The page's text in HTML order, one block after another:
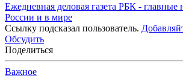
Ежедневная деловая газета РБК - главные
России и в мире
Ссылку подсказал пользователь.
Обсудить
Поделиться
Важное